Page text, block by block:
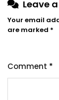
Leave
Your email
are marked *
Comment *